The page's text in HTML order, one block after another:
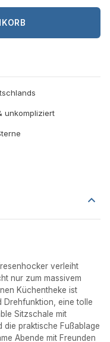
unkompliziert
verleiht
nur zum massivem
Küchentheke ist
Drehfunktion, eine tolle
Sitzschale mit
die praktische Fußablage
Abende mit Freunden